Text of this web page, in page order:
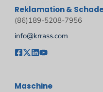
Reklamation &
(86)189-5208-7956
info@krrass.com
Maschine